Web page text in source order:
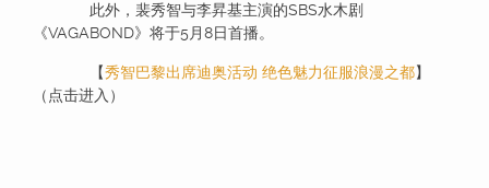
此外，裴秀智与李昇基主演的SBS水木剧
《VAGABOND》将于5月8日首播。
【秀智巴黎出席迪奥活动 绝色魅力征服浪漫之都】
（点击进入）